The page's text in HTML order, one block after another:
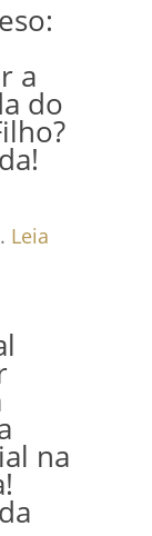
a
do
Leia
na